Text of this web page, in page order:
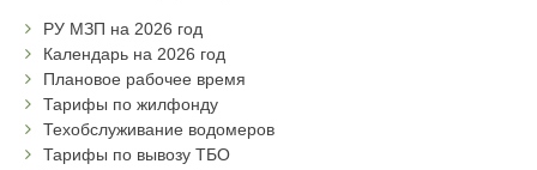
РУ МЗП на 2026 год
Календарь на 2026 год
Плановое рабочее время
Тарифы по жилфонду
Техобслуживание водомеров
Тарифы по вывозу ТБО